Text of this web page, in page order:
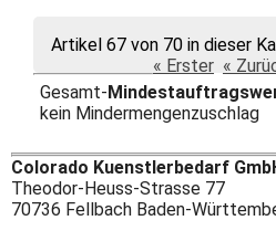
Artikel 67 von 70 in dieser
« Erster «
Gesamt-
kein Mindermengenzuschlag
Colorado Kuenstlerbedarf
Theodor-Heuss-Strasse 77
70736 Fellbach Baden-